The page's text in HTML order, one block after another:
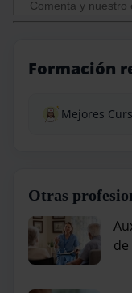
Formación
Mejores
Otras